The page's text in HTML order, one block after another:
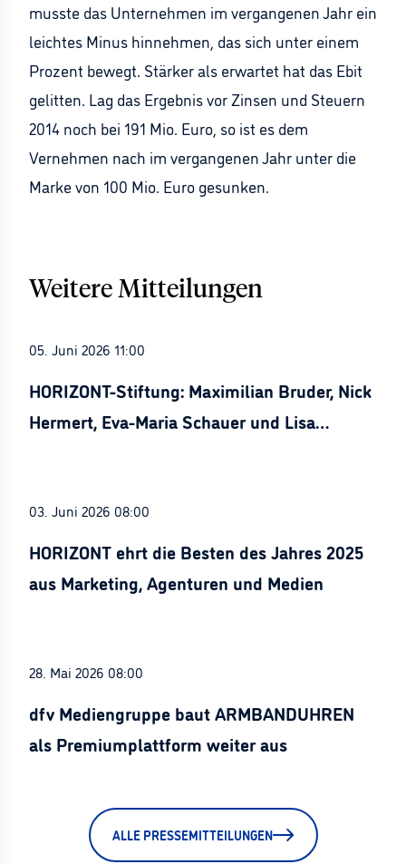
musste das Unternehmen im vergangenen Jahr ein
leichtes Minus hinnehmen, das sich unter einem
Prozent bewegt. Stärker als erwartet hat das Ebit
gelitten. Lag das Ergebnis vor Zinsen und Steuern
2014 noch bei 191 Mio. Euro, so ist es dem
Vernehmen nach im vergangenen Jahr unter die
Marke von 100 Mio. Euro gesunken.
Weitere Mitteilungen
05. Juni 2026 11:00
HORIZONT-Stiftung: Maximilian Bruder, Nick
Hermert, Eva-Maria Schauer und Lisa
03. Juni 2026 08:00
HORIZONT ehrt die Besten des Jahres 2025
aus Marketing, Agenturen und Medien
28. Mai 2026 08:00
dfv Mediengruppe baut ARMBANDUHREN
als Premiumplattform weiter aus
ALLE PRESSEMITTEILUNGEN